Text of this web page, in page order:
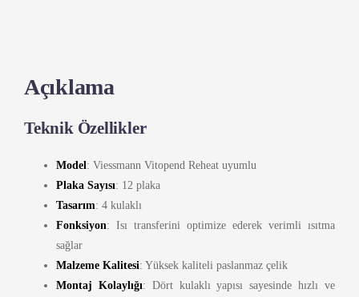
Açıklama
Teknik Özellikler
Model: Viessmann Vitopend Reheat uyumlu
Plaka Sayısı: 12 plaka
Tasarım: 4 kulaklı
Fonksiyon: Isı transferini optimize ederek verimli ısıtma
sağlar
Malzeme Kalitesi: Yüksek kaliteli paslanmaz çelik
Montaj Kolaylığı: Dört kulaklı yapısı sayesinde hızlı ve